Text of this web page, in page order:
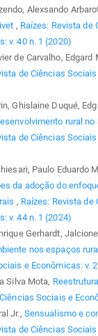
Alexsando
, Raízes: Revista de
v. 40 n. 1 (2020)
de Carvalho, Edgard
de Ciências
Ghislaine Duqué,
rural
de Ciências
Paulo Eduardo
da adoção do
, Raízes: Revista de
v. 44 n. 1 (2024)
Gerhardt,
nos espaços
e Econômicas: v.
Silva Mota,
Sociais e
Jr., Sensualismo e
de Ciências